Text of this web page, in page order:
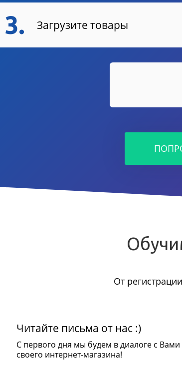
3. Загрузите товары
От
Читайте письма от нас :)
С первого дня мы будем в диалоге с
своего интернет-магазина!